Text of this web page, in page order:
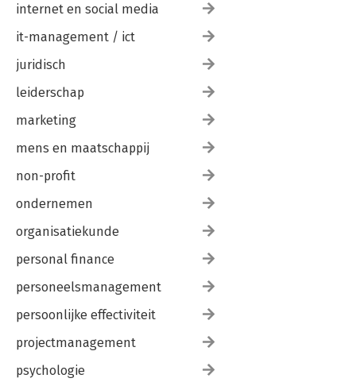
internet en social media
it-management / ict
juridisch
leiderschap
marketing
mens en maatschappij
non-profit
ondernemen
organisatiekunde
personal finance
personeelsmanagement
persoonlijke effectiviteit
projectmanagement
psychologie